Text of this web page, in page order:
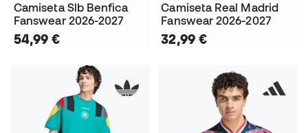
Camiseta Slb Benfica
Fanswear 2026-2027
54,99 €
Camiseta Real Madrid
Fanswear 2026-2027
32,99 €